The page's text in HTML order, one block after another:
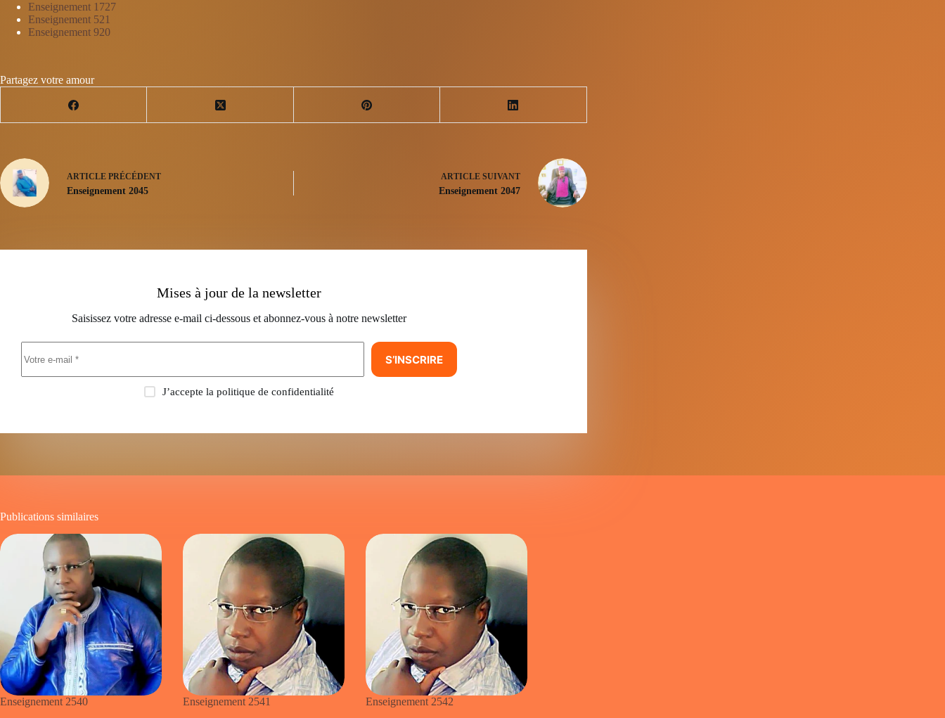
Enseignement 1727
Enseignement 521
Enseignement 920
Partagez votre amour
ARTICLE PRÉCÉDENT
Enseignement 2045
ARTICLESUIVANT
Enseignement 2047
Mises à jour de la newsletter
Saisissez votre adresse e-mail ci-dessous et abonnez-vous à notre newsletter
S’INSCRIRE
J’accepte la politique de confidentialité
Publications similaires
Enseignement 2540 Enseignement 2541 Enseignement 2542